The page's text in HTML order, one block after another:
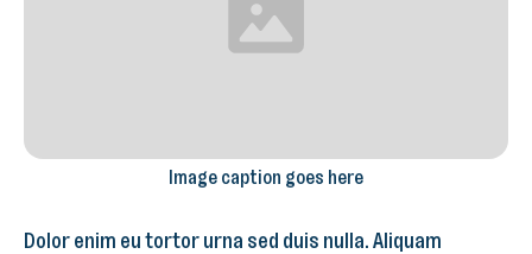
Image caption goes here
Dolor enim eu tortor urna sed duis nulla. Aliquam